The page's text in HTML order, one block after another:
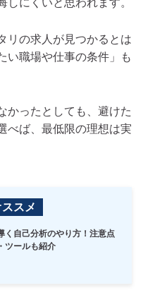
リの求人が見つかるとは
い職場や仕事の条件」も
かったとしても、避けた
べば、最低限の理想は実
スメ
く自己分析のやり方！注意点
ツールも紹介